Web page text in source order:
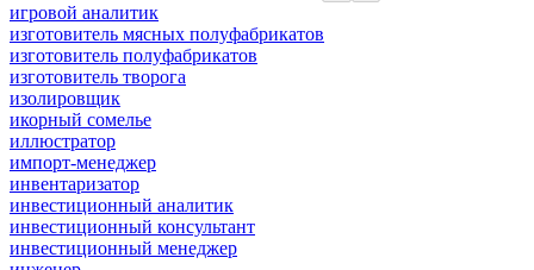
игровой аналитик
изготовитель мясных полуфабрикатов
изготовитель полуфабрикатов
изготовитель творога
изолировщик
икорный сомелье
иллюстратор
импорт-менеджер
инвентаризатор
инвестиционный аналитик
инвестиционный консультант
инвестиционный менеджер